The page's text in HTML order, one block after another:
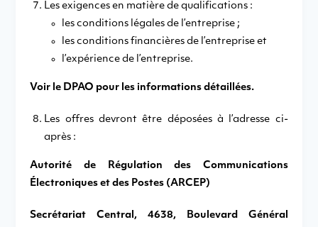
Les exigences en matière de qualifications :
les conditions légales de l’entreprise ;
les conditions financières de l’entreprise et
l’expérience de l’entreprise.
Voir le DPAO pour les informations détaillées.
Les offres devront être déposées à l’adresse ci-
après :
Autorité de Régulation des Communications
Électroniques et des Postes (ARCEP)
Secrétariat Central, 4638, Boulevard Général